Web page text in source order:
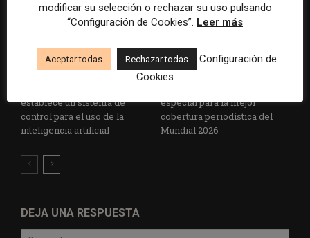
establece un sistema de
control para el uso de la
inteligencia artificial
especial para la mejor
cobertura periodística del
Mundial 2026
DEJA UNA RESPUESTA
modificar su selección o rechazar su uso pulsando
“Configuración de Cookies”. Leer más
Aceptar todas Rechazar todas
Configuración de
Cookies